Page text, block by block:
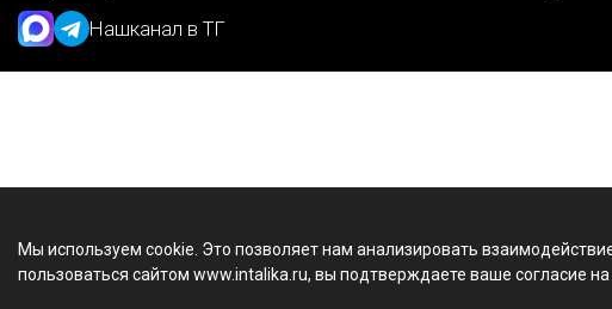
Мы используем cookie. Это позволяет нам анализировать
пользоваться сайтом www.intalika.ru, вы подтверждаете ваше согласие
Нашканал в ТГ